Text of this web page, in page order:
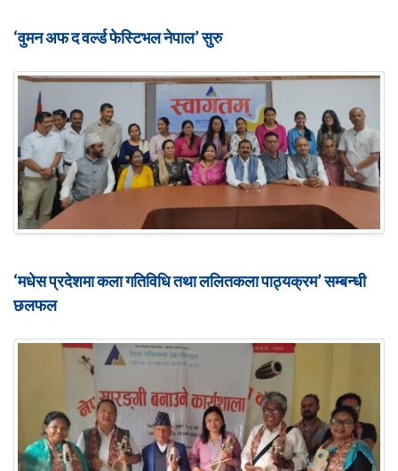
‘वुमन अफ द वर्ल्ड फेस्टिभल नेपाल’ सुरु
‘मधेस प्रदेशमा कला गतिविधि तथा ललितकला पाठ्यक्रम’ सम्बन्धी
छलफल